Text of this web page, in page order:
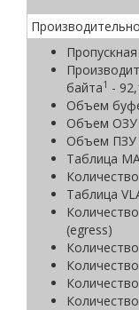
байта1 -
Объем
Объем ОЗУ
Объем ПЗУ
Таблица
Таблица
(egress)